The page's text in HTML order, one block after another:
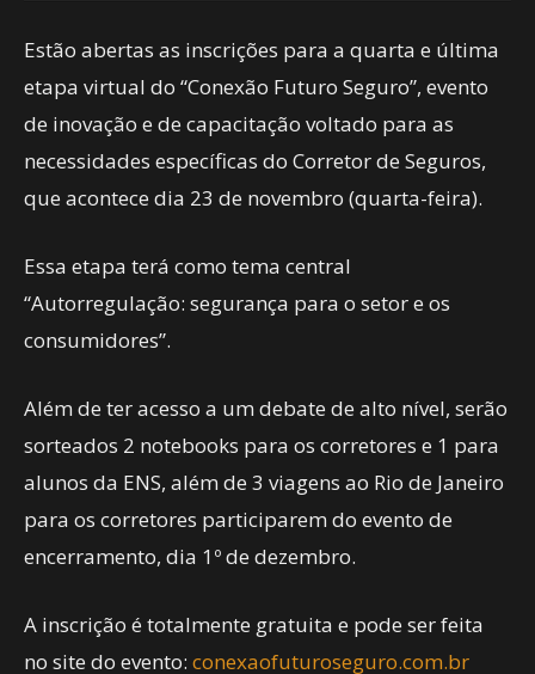
Estão abertas as inscrições para a quarta e última
etapa virtual do “Conexão Futuro Seguro”, evento
de inovação e de capacitação voltado para as
necessidades específicas do Corretor de Seguros,
que acontece dia 23 de novembro (quarta-feira).
Essa etapa terá como tema central
“Autorregulação: segurança para o setor e os
consumidores”.
Além de ter acesso a um debate de alto nível, serão
sorteados 2 notebooks para os corretores e 1 para
alunos da ENS, além de 3 viagens ao Rio de Janeiro
para os corretores participarem do evento de
encerramento, dia 1º de dezembro.
A inscrição é totalmente gratuita e pode ser feita
no site do evento: conexaofuturoseguro.com.br